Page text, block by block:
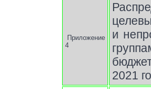
Приложение
4
и
2021